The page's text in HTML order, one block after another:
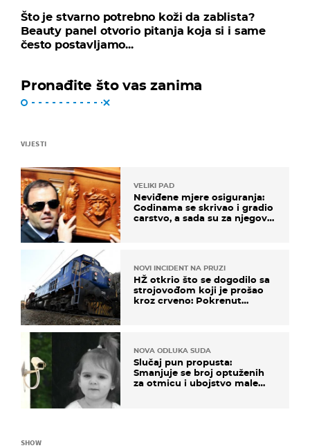
Što je stvarno potrebno koži da zablista?
Beauty panel otvorio pitanja koja si i same
često postavljamo...
Pronađite što vas zanima
VIJESTI
VELIKI PAD
Neviđene mjere osiguranja:
Godinama se skrivao i gradio
carstvo, a sada su za njegovo
NOVI INCIDENT NA PRUZI
HŽ otkrio što se dogodilo sa
strojovođom koji je prošao
kroz crveno: Pokrenut
NOVA ODLUKA SUDA
Slučaj pun propusta:
Smanjuje se broj optuženih
za otmicu i ubojstvo male
SHOW